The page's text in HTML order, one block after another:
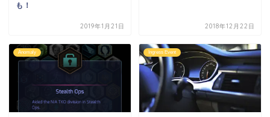
も！
2019年1月21日 2018年12月22日
Anomaly Ingress Event